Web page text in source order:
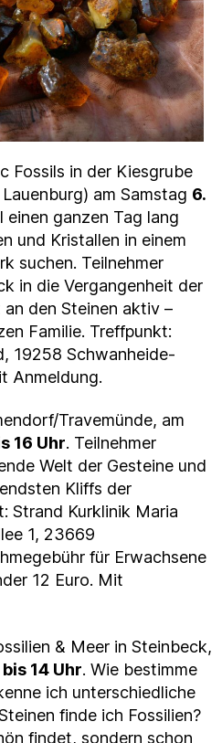
Fossils in der Kiesgrube
am Samstag 6.
einen ganzen Tag lang
und Kristallen in einem
suchen. Teilnehmer
in die Vergangenheit der
den Steinen aktiv –
Familie. Treffpunkt:
19258 Schwanheide-
Anmeldung.
Travemünde, am
16 Uhr. Teilnehmer
Welt der Gesteine und
Kliffs der
Strand Kurklinik Maria
1, 23669
für Erwachsene
12 Euro. Mit
& Meer in Steinbeck,
14 Uhr. Wie bestimme
ich unterschiedliche
finde ich Fossilien?
findet, sondern schon